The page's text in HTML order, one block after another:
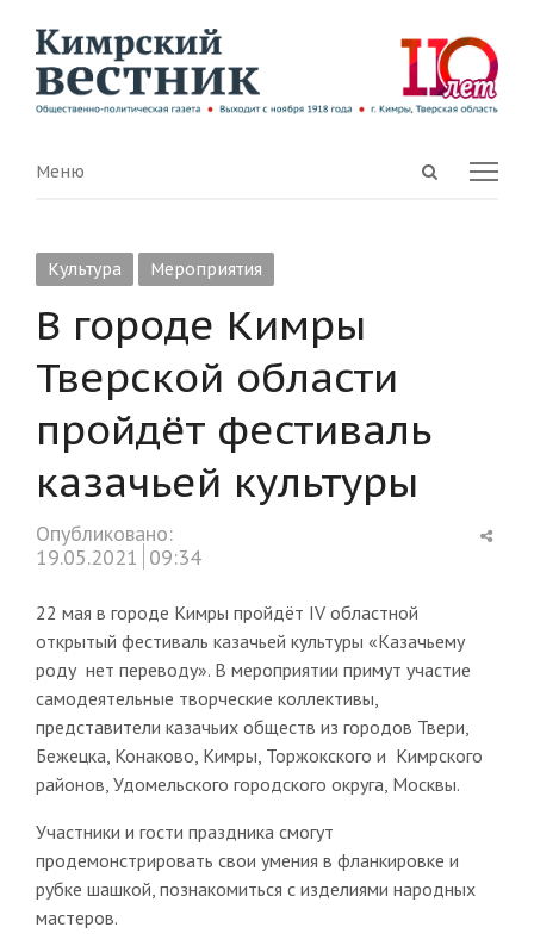
Open
Menu
Меню
Культура Мероприятия
В городе Кимры
Тверской области
пройдёт фестиваль
казачьей культуры
Опубликовано:
19.05.2021 09:34
22 мая в городе Кимры пройдёт IV областной
открытый фестиваль казачьей культуры «Казачьему
роду нет переводу». В мероприятии примут участие
самодеятельные творческие коллективы,
представители казачьих обществ из городов Твери,
Бежецка, Конаково, Кимры, Торжокского и Кимрского
районов, Удомельского городского округа, Москвы.
Участники и гости праздника смогут
продемонстрировать свои умения в фланкировке и
рубке шашкой, познакомиться с изделиями народных
мастеров.